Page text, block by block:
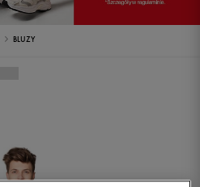
BLUZY